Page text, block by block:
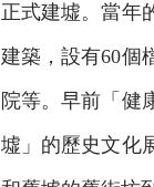
正式建墟。當年
建築，設有60個
院等。早前「健
墟」的歷史文化